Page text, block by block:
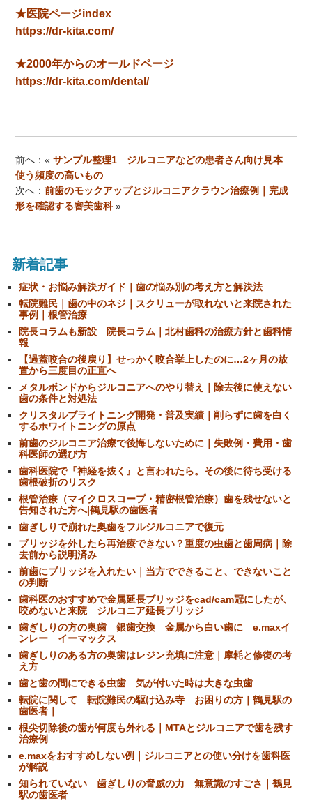
★医院ページindex
https://dr-kita.com/
★2000年からのオールドページ
https://dr-kita.com/dental/
前へ：« サンプル整理1 ジルコニアなどの患者さん向け見本
使う頻度の高いもの
次へ： 前歯のモックアップとジルコニアクラウン治療例｜完成
形を確認する審美歯科»
新着記事
症状・お悩み解決ガイド｜歯の悩み別の考え方と解決法
転院難民｜歯の中のネジ｜スクリューが取れないと来院された
事例｜根管治療
院長コラムも新設 院長コラム｜北村歯科の治療方針と歯科情
報
【過蓋咬合の後戻り】せっかく咬合挙上したのに…2ヶ月の放
置から三度目の正直へ
メタルボンドからジルコニアへのやり替え｜除去後に使えない
歯の条件と対処法
クリスタルブライトニング開発・普及実績｜削らずに歯を白く
するホワイトニングの原点
前歯のジルコニア治療で後悔しないために｜失敗例・費用・歯
科医師の選び方
歯科医院で『神経を抜く』と言われたら。その後に待ち受ける
歯根破折のリスク
根管治療（マイクロスコープ・精密根管治療）歯を残せないと
告知された方へ|鶴見駅の歯医者
歯ぎしりで崩れた奥歯をフルジルコニアで復元
ブリッジを外したら再治療できない？重度の虫歯と歯周病｜除
去前から説明済み
前歯にブリッジを入れたい｜当方でできること、できないこと
の判断
歯科医のおすすめで金属延長ブリッジをcad/cam冠にしたが、
咬めないと来院 ジルコニア延長ブリッジ
歯ぎしりの方の奥歯 銀歯交換 金属から白い歯に e.maxイ
ンレー イーマックス
歯ぎしりのある方の奥歯はレジン充填に注意｜摩耗と修復の考
え方
歯と歯の間にできる虫歯 気が付いた時は大きな虫歯
転院に関して 転院難民の駆け込み寺 お困りの方｜鶴見駅の
歯医者｜
根尖切除後の歯が何度も外れる｜MTAとジルコニアで歯を残す
治療例
e.maxをおすすめしない例｜ジルコニアとの使い分けを歯科医
が解説
知られていない 歯ぎしりの脅威の力 無意識のすごさ｜鶴見
駅の歯医者